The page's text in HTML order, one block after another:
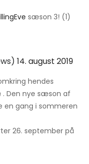
sæson 3! (1)
14. august 2019
hendes
. Den nye sæson af
en gang i sommeren
26. september på